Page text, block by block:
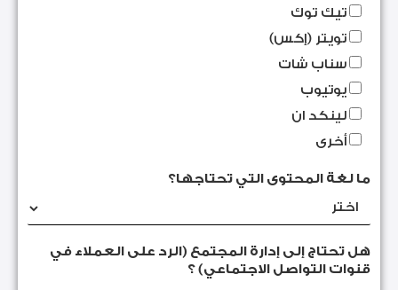
تيك توك
تويتر (إكس)
سناب شات
يوتيوب
لينكد ان
أخرى
ما لغة المحتوى التي تحتاجها؟
هل تحتاج إلى إدارة المجتمع (الرد على العملاء في
قنوات التواصل الاجتماعي) ؟